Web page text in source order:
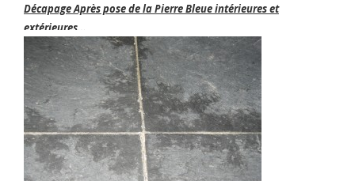
Décapage Après pose de la Pierre Bleue intérieures et
extérieures…